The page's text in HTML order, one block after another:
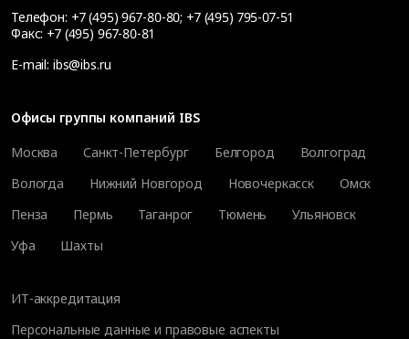
Телефон: +7 (495) 967-80-80; +7 (495) 795-07-51
Факс: +7 (495) 967-80-81
E-mail: ibs@ibs.ru
Офисы группы компаний IBS
Москва
Санкт-Петербург Белгород
Волгоград
Вологда
Нижний Новгород Новочеркасск
Омск
Пенза
Пермь Таганрог Тюмень
Ульяновск
Уфа
Шахты
ИТ-аккредитация
Персональные данные и правовые аспекты